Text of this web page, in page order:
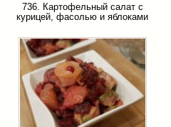
736. Картофельный салат с
курицей, фасолью и яблоками